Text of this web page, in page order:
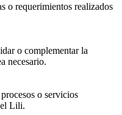
o requerimientos realizados
o complementar la
necesario.
o servicios
Lili.